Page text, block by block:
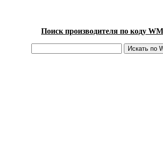
Поиск производителя по коду